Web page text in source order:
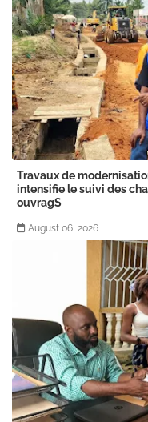
Travaux de
intensifie le suivi des
ouvragS
August 06, 2026